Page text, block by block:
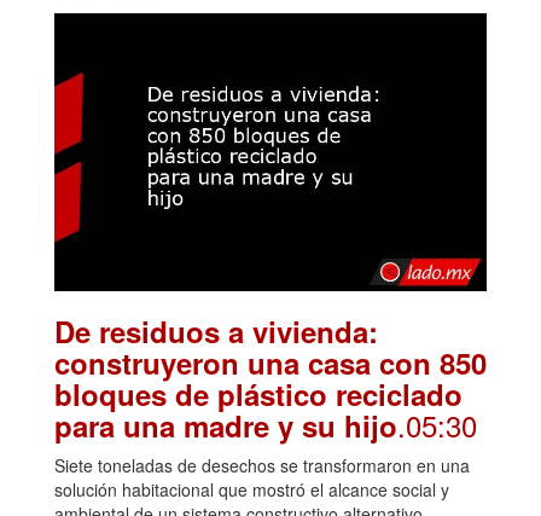
De residuos a vivienda:
construyeron una casa con 850
bloques de plástico reciclado
para una madre y su hijo.05:30
Siete toneladas de desechos se transformaron en una
solución habitacional que mostró el alcance social y